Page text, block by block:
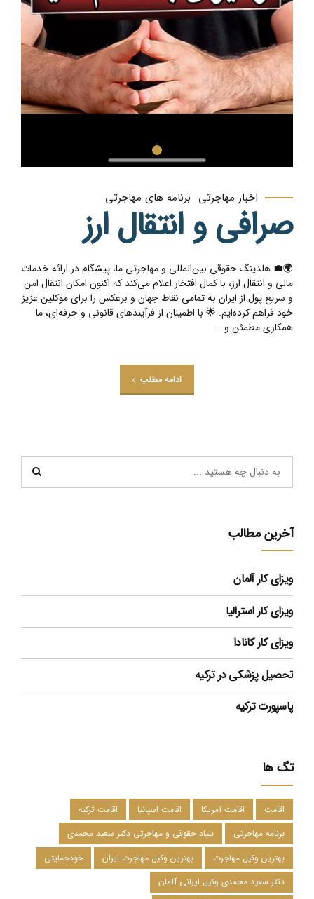
اخبار مهاجرتی برنامه های مهاجرتی
صرافی و انتقال ارز
🌍💼 هلدینگ حقوقی بین‌المللی و مهاجرتی ما، پیشگام در ارائه خدمات
مالی و انتقال ارز، با کمال افتخار اعلام می‌کند که اکنون امکان انتقال امن
و سریع پول از ایران به تمامی نقاط جهان و برعکس را برای موکلین عزیز
خود فراهم کرده‌ایم. 🌟 با اطمینان از فرآیندهای قانونی و حرفه‌ای، ما
همکاری مطمئن و...
ادامه مطلب
آخرین مطالب
ویزای کار آلمان
ویزای کار استرالیا
ویزای کار کانادا
تحصیل پزشکی در ترکیه
پاسپورت ترکیه
تگ ها
اقامت اقامت آمریکا اقامت اسپانیا
اقامت ترکیه
برنامه مهاجرتی
بنیاد حقوقی و مهاجرتی دکتر سعید محمدی
بهترین وکیل مهاجرت
بهترین وکیل مهاجرت ایران
خودحمایتی
دکتر سعید محمدی وکیل ایرانی آلمان